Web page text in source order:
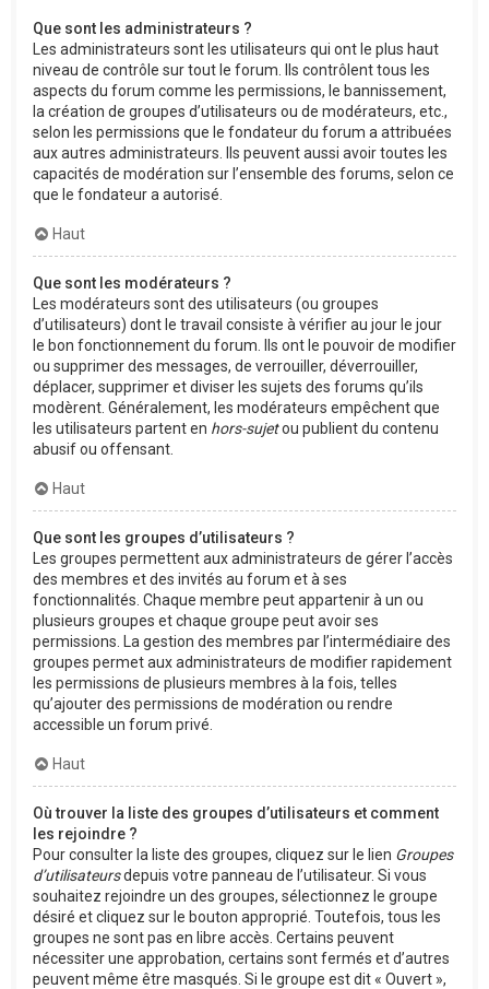
Que sont les administrateurs ?
Les administrateurs sont les utilisateurs qui ont le plus haut
niveau de contrôle sur tout le forum. Ils contrôlent tous les
aspects du forum comme les permissions, le bannissement,
la création de groupes d’utilisateurs ou de modérateurs, etc.,
selon les permissions que le fondateur du forum a attribuées
aux autres administrateurs. Ils peuvent aussi avoir toutes les
capacités de modération sur l’ensemble des forums, selon ce
que le fondateur a autorisé.
Haut
Que sont les modérateurs ?
Les modérateurs sont des utilisateurs (ou groupes
d’utilisateurs) dont le travail consiste à vérifier au jour le jour
le bon fonctionnement du forum. Ils ont le pouvoir de modifier
ou supprimer des messages, de verrouiller, déverrouiller,
déplacer, supprimer et diviser les sujets des forums qu’ils
modèrent. Généralement, les modérateurs empêchent que
les utilisateurs partent en hors-sujetou publient du contenu
abusif ou offensant.
Haut
Que sont les groupes d’utilisateurs ?
Les groupes permettent aux administrateurs de gérer l’accès
des membres et des invités au forum et à ses
fonctionnalités. Chaque membre peut appartenir à un ou
plusieurs groupes et chaque groupe peut avoir ses
permissions. La gestion des membres par l’intermédiaire des
groupes permet aux administrateurs de modifier rapidement
les permissions de plusieurs membres à la fois, telles
qu’ajouter des permissions de modération ou rendre
accessible un forum privé.
Haut
Où trouver la liste des groupes d’utilisateurs et comment
les rejoindre ?
Pour consulter la liste des groupes, cliquez sur le lien Groupes
d’utilisateursdepuis votre panneau de l’utilisateur. Si vous
souhaitez rejoindre un des groupes, sélectionnez le groupe
désiré et cliquez sur le bouton approprié. Toutefois, tous les
groupes ne sont pas en libre accès. Certains peuvent
nécessiter une approbation, certains sont fermés et d’autres
peuvent même être masqués. Si le groupe est dit « Ouvert »,